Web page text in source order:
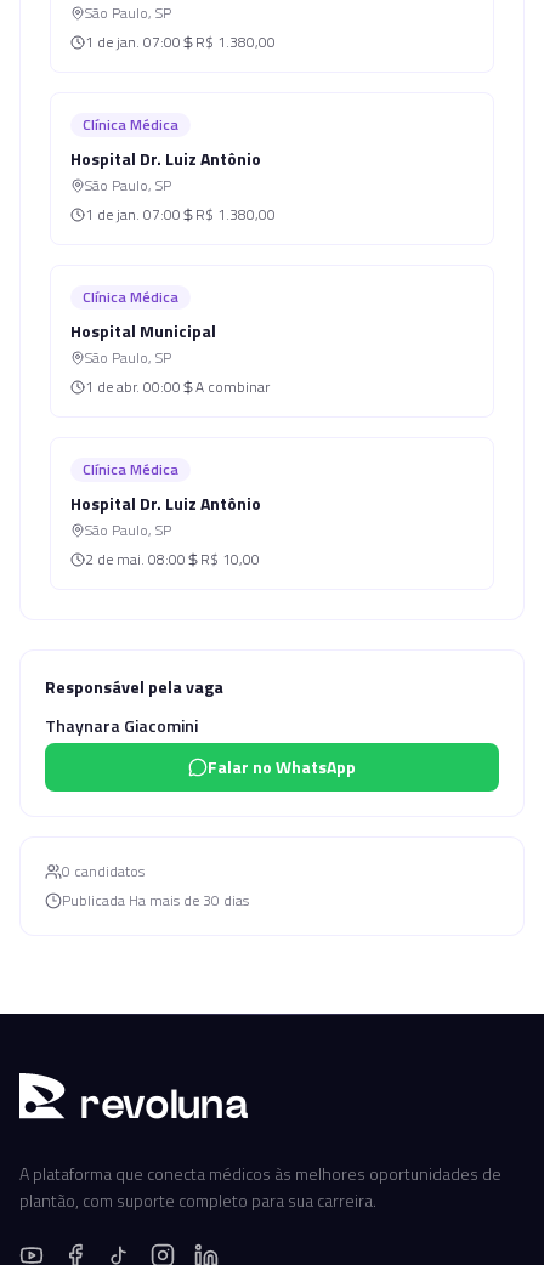
São Paulo, SP
1 de jan. 07:00 R$ 1.380,00
Clínica Médica
Hospital Dr. Luiz Antônio
São Paulo, SP
1 de jan. 07:00 R$ 1.380,00
Clínica Médica
Hospital Municipal
São Paulo, SP
1 de abr. 00:00 A combinar
Clínica Médica
Hospital Dr. Luiz Antônio
São Paulo, SP
2 de mai. 08:00 R$ 10,00
Responsável pela vaga
Thaynara Giacomini
Falar no WhatsApp
0 candidatos
Publicada Ha mais de 30 dias
revoluna
A plataforma que conecta médicos às melhores oportunidades de
plantão, com suporte completo para sua carreira.